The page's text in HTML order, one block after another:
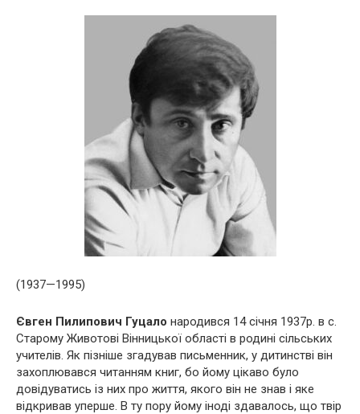
(1937—1995)
Євген Пилипович Гуцало народився 14 січня 1937р. в с.
Старому Животові Вінницької області в родині сільських
учителів. Як пізніше згадував письменник, у дитинстві він
захоплювався читанням книг, бо йому цікаво було
довідуватись із них про життя, якого він не знав і яке
відкривав уперше. В ту пору йому іноді здавалось, що твір